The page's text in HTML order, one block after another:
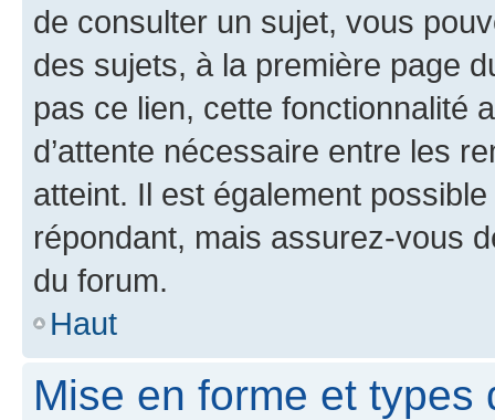
de consulter un sujet, vous
des sujets, à la première page
pas ce lien, cette fonctionnalité
d’attente nécessaire entre les
atteint. Il est également
répondant, mais assurez-vous
du forum.
Haut
Mise en forme et types